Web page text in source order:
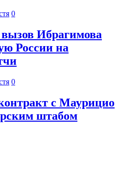
0
Ибрагимова
России на
0
с Маурицио
штабом